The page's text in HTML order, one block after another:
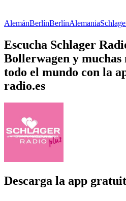
AlemánBerlínBerlínAlemania
Escucha Schlager
Bollerwagen y muchas
todo el mundo con la
radio.es
Descarga la app